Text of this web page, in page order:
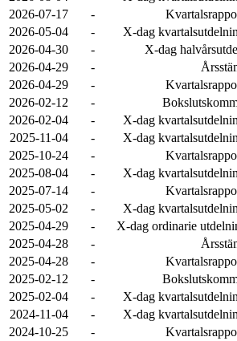
2026-07-17
-
2026-05-04
-
X-dag
2026-04-30
-
X-dag
2026-04-29
-
2026-04-29
-
2026-02-12
-
2026-02-04
-
X-dag
2025-11-04
-
X-dag
2025-10-24
-
2025-08-04
-
X-dag
2025-07-14
-
2025-05-02
-
X-dag
2025-04-29
-
X-dag ordinarie
2025-04-28
-
2025-04-28
-
2025-02-12
-
2025-02-04
-
X-dag
2024-11-04
-
X-dag
2024-10-25
-